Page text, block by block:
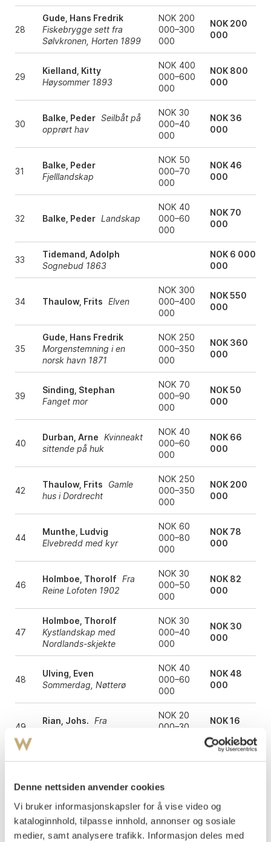
Denne nettsiden anvender cookies
Vi bruker informasjonskapsler for å vise video og
kataloginnhold, tilpasse innhold, annonser og sosiale
medier, samt analysere trafikk. Informasjon deles med
28
Gude, Hans Fredrik
Fiskebrygge sett fra
Sølvkronen, Horten 1899
NOK 200
000–300
000
NOK 200
000
29
Kielland, Kitty
Høysommer 1893
NOK 400
000–600
000
NOK 800
000
30
Balke, Peder Seilbåt på
opprørt hav
NOK 30
000–40
000
NOK 36
000
31
Balke, Peder
Fjelllandskap
NOK 50
000–70
000
NOK 46
000
32 Balke, Peder Landskap
NOK 40
000–60
000
NOK 70
000
33
Tidemand, Adolph
Sognebud 1863
NOK 6 000
000
34 Thaulow, Frits Elven
NOK 300
000–400
000
NOK 550
000
35
Gude, Hans Fredrik
Morgenstemning i en
norsk havn 1871
NOK 250
000–350
000
NOK 360
000
39
Sinding, Stephan
Fanget mor
NOK 70
000–90
000
NOK 50
000
40
Durban, Arne Kvinneakt
sittende på huk
NOK 40
000–60
000
NOK 66
000
42
Thaulow, Frits
Gamle
hus i Dordrecht
NOK 250
000–350
000
NOK 200
000
44
Munthe, Ludvig
Elvebredd med kyr
NOK 60
000–80
000
NOK 78
000
46
Holmboe, Thorolf Fra
Reine Lofoten 1902
NOK 30
000–50
000
NOK 82
000
47
Holmboe, Thorolf
Kystlandskap med
Nordlands-skjekte
NOK 30
000–40
000
NOK 30
000
48
Ulving, Even
Sommerdag, Nøtterø
NOK 40
000–60
000
NOK 48
000
49
Rian, Johs. Fra
NOK 20
000–30
NOK 16
3 000
51
Kavli, Arne
Kvinne ved
grind
NOK 100
000–150
NOK 150
000